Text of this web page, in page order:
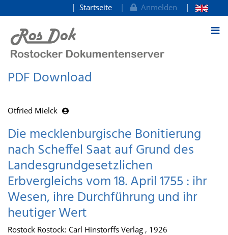
zum Inhalt
Startseite Anmelden
PDF Download
Otfried Mielck
Die mecklenburgische Bonitierung
nach Scheffel Saat auf Grund des
Landesgrundgesetzlichen
Erbvergleichs vom 18. April 1755 : ihr
Wesen, ihre Durchführung und ihr
heutiger Wert
Rostock Rostock: Carl Hinstorffs Verlag , 1926